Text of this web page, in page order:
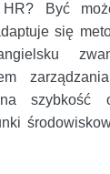
HR? Być
się
szybkość